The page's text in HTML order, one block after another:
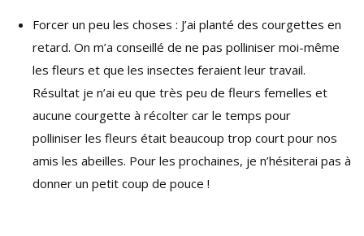
Forcer un peu les choses : J’ai planté des courgettes en
retard. On m’a conseillé de ne pas polliniser moi-même
les fleurs et que les insectes feraient leur travail.
Résultat je n’ai eu que très peu de fleurs femelles et
aucune courgette à récolter car le temps pour
polliniser les fleurs était beaucoup trop court pour nos
amis les abeilles. Pour les prochaines, je n’hésiterai pas à
donner un petit coup de pouce !